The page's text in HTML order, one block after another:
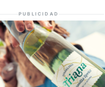
PUBLICIDAD